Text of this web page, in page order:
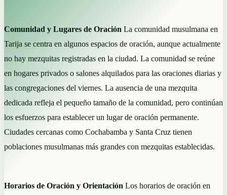
Comunidad y Lugares de Oración La comunidad musulmana en
Tarija se centra en algunos espacios de oración, aunque actualmente
no hay mezquitas registradas en la ciudad. La comunidad se reúne
en hogares privados o salones alquilados para las oraciones diarias y
las congregaciones del viernes. La ausencia de una mezquita
dedicada refleja el pequeño tamaño de la comunidad, pero continúan
los esfuerzos para establecer un lugar de oración permanente.
Ciudades cercanas como Cochabamba y Santa Cruz tienen
poblaciones musulmanas más grandes con mezquitas establecidas.
Horarios de Oración y Orientación Los horarios de oración en